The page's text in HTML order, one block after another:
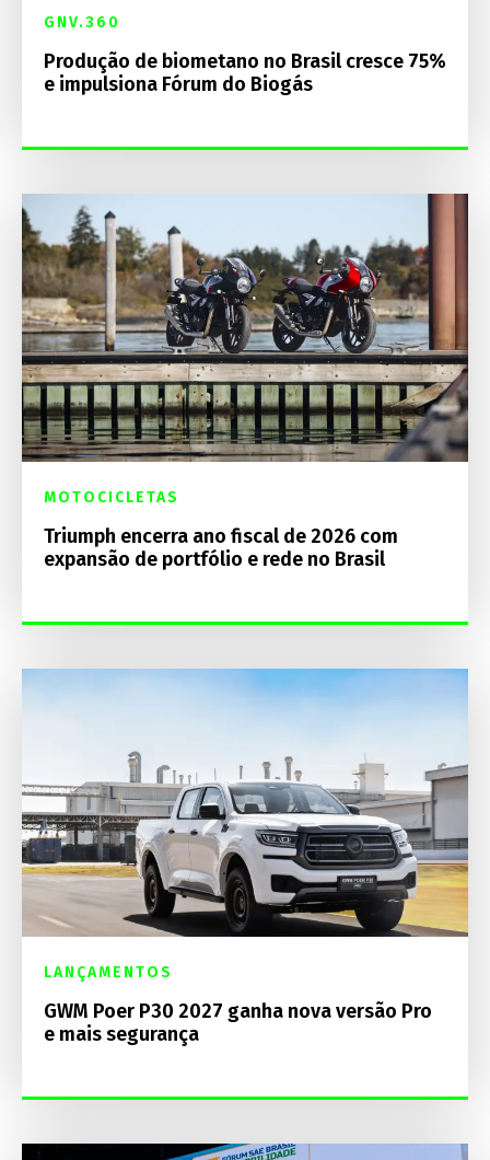
GNV.360
Produção de biometano no Brasil cresce 75%
e impulsiona Fórum do Biogás
MOTOCICLETAS
Triumph encerra ano fiscal de 2026 com
expansão de portfólio e rede no Brasil
LANÇAMENTOS
GWM Poer P30 2027 ganha nova versão Pro
e mais segurança